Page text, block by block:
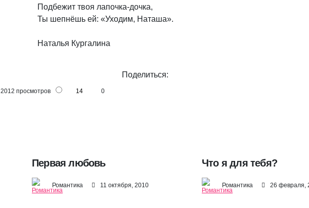
Подбежит твоя лапочка-дочка,
Ты шепнёшь ей: «Уходим, Наташа».
Наталья Кургалина
2012 просмотров 14 0
Поделиться:
Первая любовь
Романтика 11 октября, 2010
Что я для тебя?
Романтика 26 февраля,